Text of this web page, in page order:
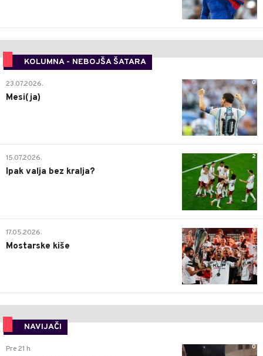
KOLUMNA - NEBOJŠA ŠATARA
0
23.07.2026.
Mesi(ja)
2
15.07.2026.
Ipak valja bez kralja?
0
17.05.2026.
Mostarske kiše
NAVIJAČI
0
Pre 21 h